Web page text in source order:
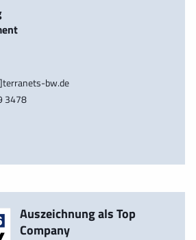
bw.de
3478
Auszeichnung als Top
Company